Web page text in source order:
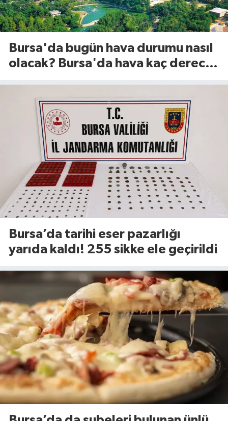
Bursa'da bugün hava durumu nasıl
olacak? Bursa'da hava kaç derece?
Bursa’da tarihi eser pazarlığı
yarıda kaldı! 255 sikke ele geçirildi